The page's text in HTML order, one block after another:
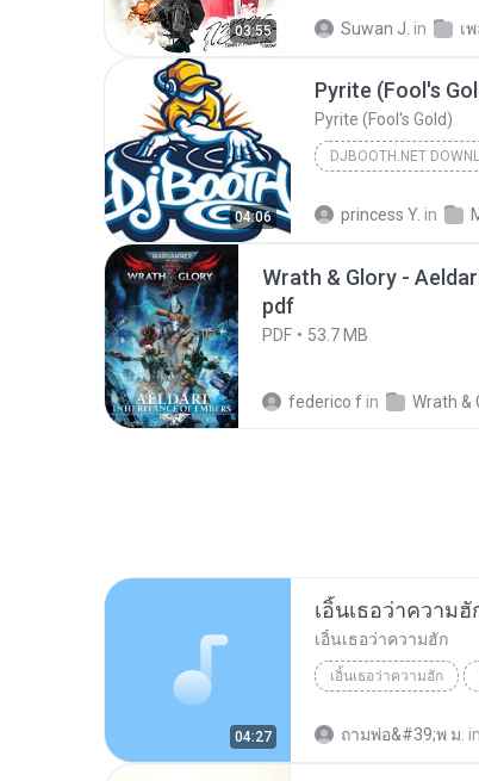
03:55 Suwan J. in เ
04:06
Pyrite (Fool's
Pyrite (Fool's Gold)
DJBOOTH.NET
princess Y. in
Wrath & Glory -
pdf
PDF 53.7 MB
federico f in Wrath &
04:27
เอิ้นเธอว่าความฮั
เอิ้นเธอว่าความฮัก
เอิ้นเธอว่าความฮัก
ถามพ่อ&#39;พ ม. in